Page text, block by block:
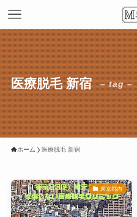
医療脱毛 新宿 – tag –
ホーム 医療脱毛 新宿
東京都内